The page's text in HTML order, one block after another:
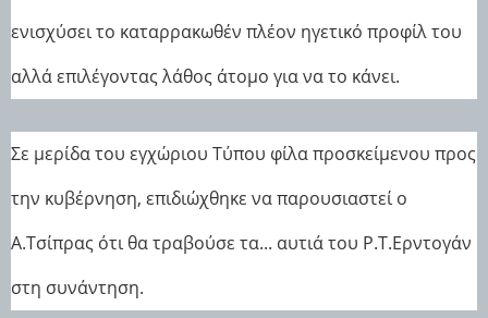
ενισχύσει το καταρρακωθέν πλέον ηγετικό προφίλ του
αλλά επιλέγοντας λάθος άτομο για να το κάνει.
Σε μερίδα του εγχώριου Τύπου φίλα προσκείμενου προς
την κυβέρνηση, επιδιώχθηκε να παρουσιαστεί ο
Α.Τσίπρας ότι θα τραβούσε τα... αυτιά του Ρ.Τ.Ερντογάν
στη συνάντηση.